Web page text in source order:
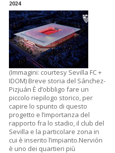
2024
(Immagini: courtesy Sevilla FC +
IDOM) Breve storia del Sánchez-
Pizjuán È d’obbligo fare un
piccolo riepilogo storico, per
capire lo spunto di questo
progetto e l’importanza del
rapporto fra lo stadio, il club del
Sevilla e la particolare zona in
cui è inserito l’impianto.Nervión
è uno dei quartieri più